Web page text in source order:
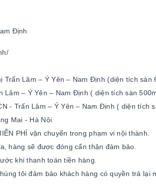
Định
Trấn Lâm – Ý Yên – Nam Định (diện tích sàn
Lâm – Ý Yên – Nam Định ( diện tích sàn
- Trấn Lâm – Ý Yên – Nam Định ( diện tích
Mai - Hà Nội
PHÍ vận chuyển trong phạm vi nội thành.
hàng sẽ được đóng cẩn thận đảm bảo.
khi thanh toán tiền hàng.
tôi đảm bảo khách hàng có quyền trả lại